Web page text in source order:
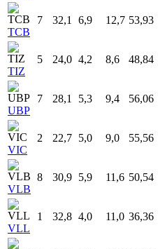
TCB
7 32,1 6,9 12,7 53,93
TIZ
5 24,0 4,2 8,6 48,84
UBP
7 28,1 5,3 9,4 56,06
VIC
2 22,7 5,0 9,0 55,56
VLB
8 30,9 5,9 11,6 50,54
VLL
1 32,8 4,0 11,0 36,36